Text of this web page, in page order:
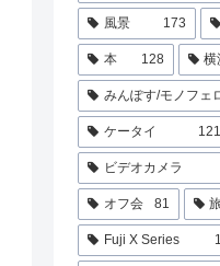
風景 173
本 128 横
みんぽす/モノフェ
ケータイ 121
ビデオカメラ
オフ会 81 旅
Fuji X Series